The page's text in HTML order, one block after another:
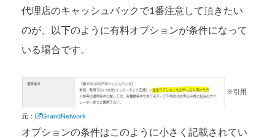
代理店のキャッシュバックで1番注意して頂きたい
のが、以下のように有料オプションが条件になって
いる場合です。
※引用
元： GrandNetwork
オプションの条件はこのように小さく記載されてい